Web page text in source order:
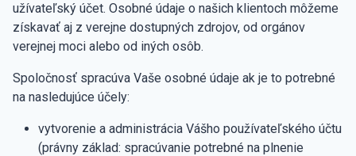
užívateľský účet. Osobné údaje o našich klientoch môžeme
získavať aj z verejne dostupných zdrojov, od orgánov
verejnej moci alebo od iných osôb.
Spoločnosť spracúva Vaše osobné údaje ak je to potrebné
na nasledujúce účely:
vytvorenie a administrácia Vášho používateľského účtu
(právny základ: spracúvanie potrebné na plnenie